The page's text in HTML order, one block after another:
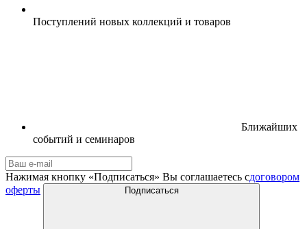
Поступлений новых коллекций и товаров
Ближайших
событий и семинаров
Нажимая кнопку «Подписаться» Вы соглашаетесь сдоговором
оферты
Подписаться